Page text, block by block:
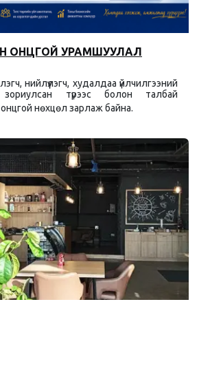
ОНЦГОЙ УРАМШУУЛАЛ
нийлүүлэгч, худалдаа үйлчилгээний
зориулсан түрээс болон талбай
нөхцөл зарлаж байна.